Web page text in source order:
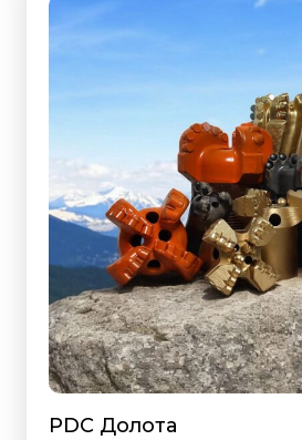
PDC Долота